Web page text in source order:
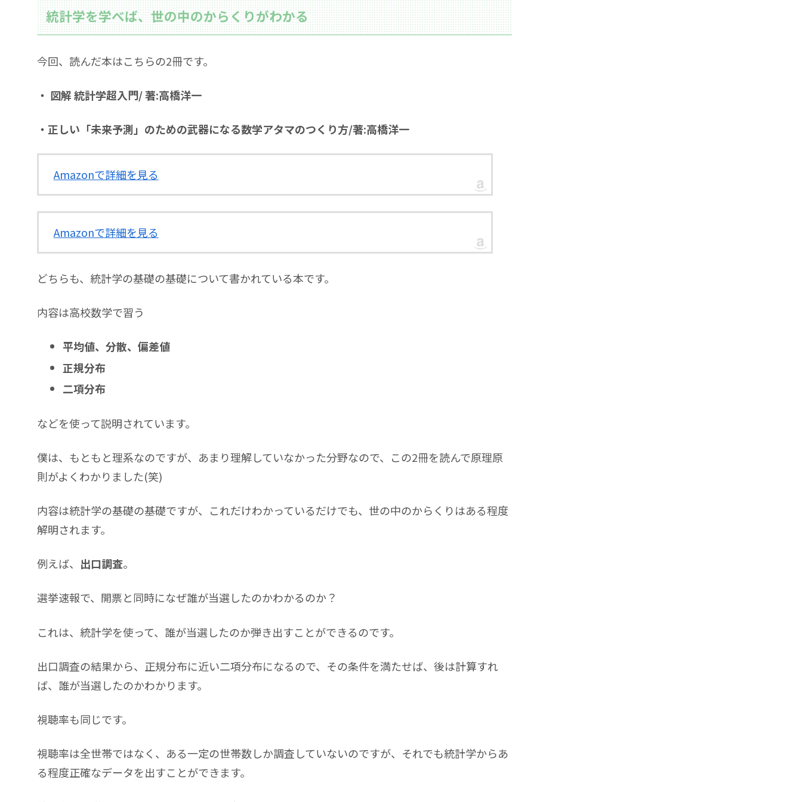
統計学を学べば、世の中のからくりがわかる
今回、読んだ本はこちらの2冊です。
・ 図解 統計学超入門/ 著:高橋洋一
・正しい「未来予測」のための武器になる数学アタマのつくり方/著:高橋洋一
Amazonで詳細を見る
Amazonで詳細を見る
どちらも、統計学の基礎の基礎について書かれている本です。
内容は高校数学で習う
平均値、分散、偏差値
正規分布
二項分布
などを使って説明されています。
僕は、もともと理系なのですが、あまり理解していなかった分野なので、この2冊を読んで原理原
則がよくわかりました(笑)
内容は統計学の基礎の基礎ですが、これだけわかっているだけでも、世の中のからくりはある程度
解明されます。
例えば、 出口調査。
選挙速報で、開票と同時になぜ誰が当選したのかわかるのか？
これは、統計学を使って、誰が当選したのか弾き出すことができるのです。
出口調査の結果から、正規分布に近い二項分布になるので、その条件を満たせば、後は計算すれ
ば、誰が当選したのかわかります。
視聴率も同じです。
視聴率は全世帯ではなく、ある一定の世帯数しか調査していないのですが、それでも統計学からあ
る程度正確なデータを出すことができます。